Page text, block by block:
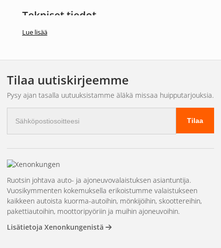
Tekniset tiedot
Merkki: XENONKUNGEN
Jännite: 12V
Rele: 60A
Sulake: 40A
Paino: 0,44kg
Varustettu suojaavalla joustoletkulla, joka vähentää
säteilyä pääse vuotamaan, ja estää kaapeleita
hankautumasta ajoneuvon runkoon. Voi syöttää valaisimia
jopa noin 300 W:n teholla.
Liitettävyys
Lue lisää
Tilaa uutiskirjeemme
Pysy ajan tasalla uutuuksistamme äläkä missaa huipputarjouksia.
Tilaa
Ruotsin johtava auto- ja ajoneuvovalaistuksen asiantuntija.
Vuosikymmenten kokemuksella erikoistumme valaistukseen
kaikkeen autoista kuorma-autoihin, mönkijöihin, skoottereihin,
pakettiautoihin, moottoripyöriin ja muihin ajoneuvoihin.
Lisätietoja Xenonkungenistä